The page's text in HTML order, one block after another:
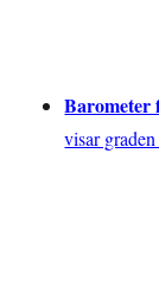
Barometer
visar